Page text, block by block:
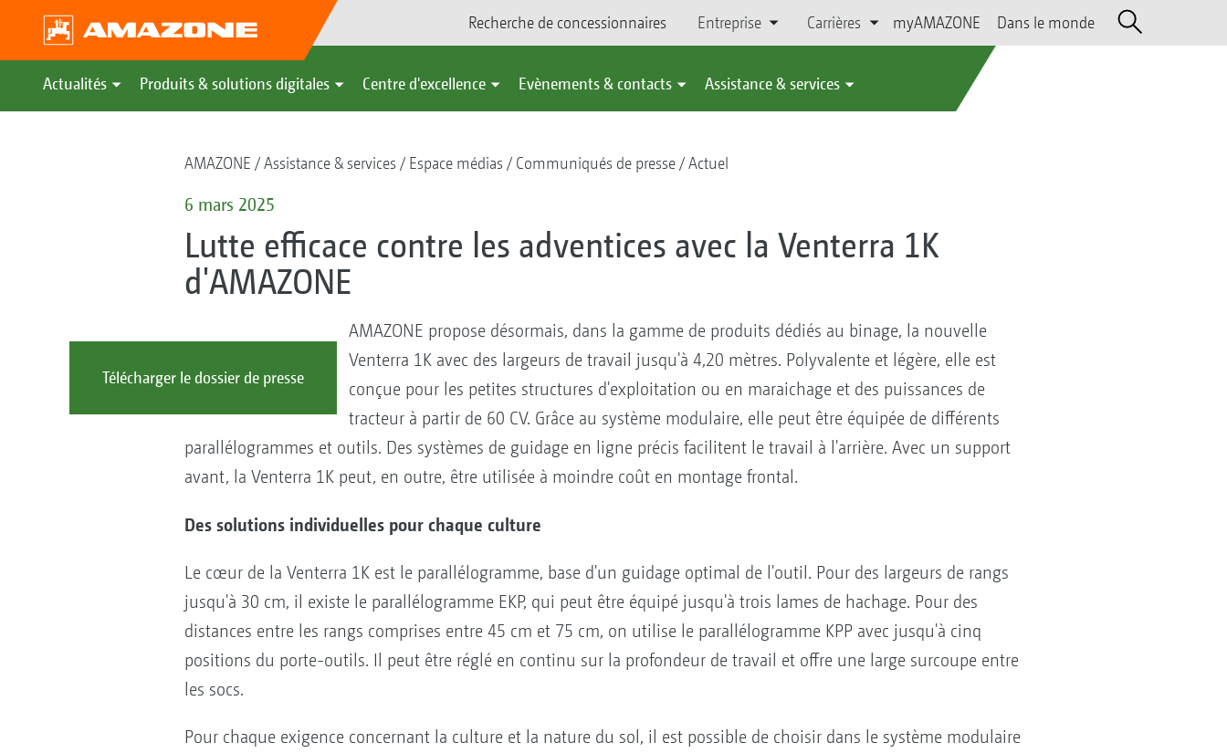
Recherche de concessionnaires Entreprise Carrières myAMAZONE Dans le monde
Actualités Produits & solutions digitales Centre d'excellence Evènements & contacts Assistance & services
AMAZONE Assistance & services Espace médias Communiqués de presse Actuel
6 mars 2025
Lutte efficace contre les adventices avec la Venterra 1K
d'AMAZONE
Télécharger le dossier de presse
AMAZONE propose désormais, dans la gamme de produits dédiés au binage, la nouvelle
Venterra 1K avec des largeurs de travail jusqu'à 4,20 mètres. Polyvalente et légère, elle est
conçue pour les petites structures d'exploitation ou en maraichage et des puissances de
tracteur à partir de 60 CV. Grâce au système modulaire, elle peut être équipée de différents
parallélogrammes et outils. Des systèmes de guidage en ligne précis facilitent le travail à l'arrière. Avec un support
avant, la Venterra 1K peut, en outre, être utilisée à moindre coût en montage frontal.
Des solutions individuelles pour chaque culture
Le cœur de la Venterra 1K est le parallélogramme, base d'un guidage optimal de l'outil. Pour des largeurs de rangs
jusqu'à 30 cm, il existe le parallélogramme EKP, qui peut être équipé jusqu'à trois lames de hachage. Pour des
distances entre les rangs comprises entre 45 cm et 75 cm, on utilise le parallélogramme KPP avec jusqu'à cinq
positions du porte-outils. Il peut être réglé en continu sur la profondeur de travail et offre une large surcoupe entre
les socs.
Pour chaque exigence concernant la culture et la nature du sol, il est possible de choisir dans le système modulaire